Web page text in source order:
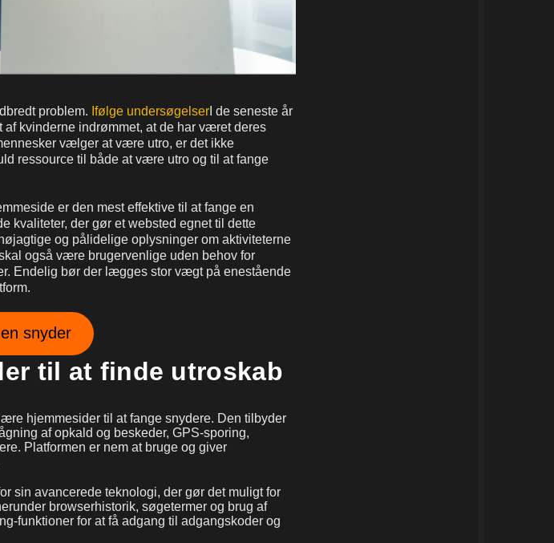
problem. Ifølge undersøgelser I de seneste år
kvinderne indrømmet, at de har været deres
vælger at være utro, er det ikke
ressource til både at være utro og til at fange
er den mest effektive til at fange en
kvaliteter, der gør et websted egnet til dette
og pålidelige oplysninger om aktiviteterne
også være brugervenlige uden behov for
Endelig bør der lægges stor vægt på enestående
snyder
til at finde utroskab
hjemmesider til at fange snydere. Den tilbyder
af opkald og beskeder, GPS-sporing,
Platformen er nem at bruge og giver
sin avancerede teknologi, der gør det muligt for
browserhistorik, søgetermer og brug af
funktioner for at få adgang til adgangskoder og